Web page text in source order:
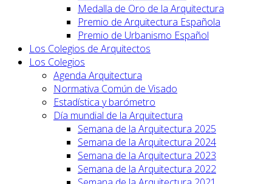
Medalla de Oro de la Arquitectura
Premio de Arquitectura Española
Premio de Urbanismo Español
Los Colegios de Arquitectos
Los Colegios
Agenda Arquitectura
Normativa Común de Visado
Estadística y barómetro
Día mundial de la Arquitectura
Semana de la Arquitectura 2025
Semana de la Arquitectura 2024
Semana de la Arquitectura 2023
Semana de la Arquitectura 2022